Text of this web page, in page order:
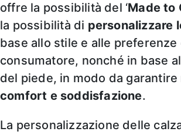
offre la possibilità del ‘Made to
la possibilità di personalizzare
base allo stile e alle preferenze
consumatore, nonché in base
del piede, in modo da garantire
comfort e soddisfazione.
La personalizzazione delle